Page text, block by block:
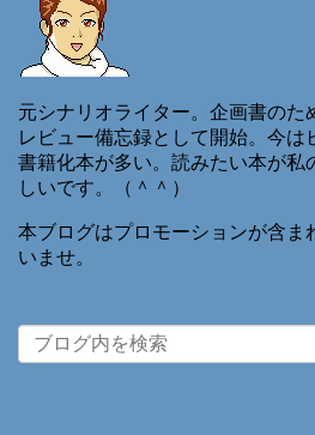
元シナリオライター。企画書のた
レビュー備忘録として開始。今は
書籍化本が多い。読みたい本が私
しいです。（＾＾）
本ブログはプロモーションが含ま
いませ。